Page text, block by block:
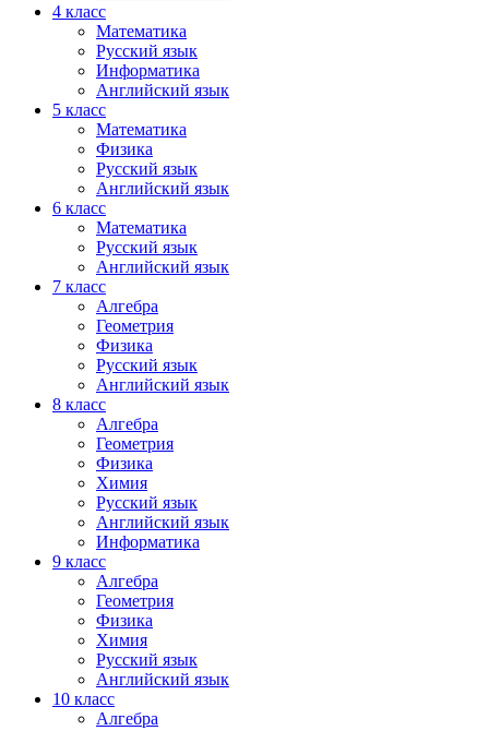
4 класс
Математика
Русский язык
Информатика
Английский язык
5 класс
Математика
Физика
Русский язык
Английский язык
6 класс
Математика
Русский язык
Английский язык
7 класс
Алгебра
Геометрия
Физика
Русский язык
Английский язык
8 класс
Алгебра
Геометрия
Физика
Химия
Русский язык
Английский язык
Информатика
9 класс
Алгебра
Геометрия
Физика
Химия
Русский язык
Английский язык
10 класс
Алгебра